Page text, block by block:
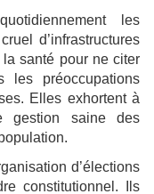
les
d’infrastructures
santé pour ne citer
les préoccupations
Elles exhortent à
gestion saine des
d’élections
constitutionnel. Ils